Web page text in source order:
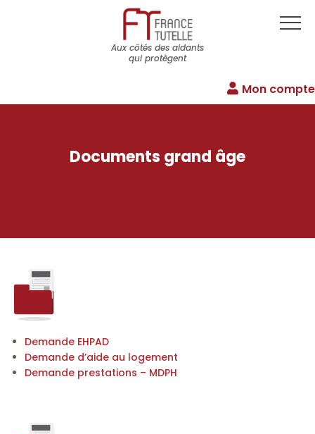
Aux côtés des aidants
qui protègent
Mon compte
Documents grand âge
Demande EHPAD
Demande d’aide au logement
Demande prestations – MDPH